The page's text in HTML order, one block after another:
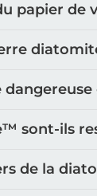
papier de
sont-ils
de la